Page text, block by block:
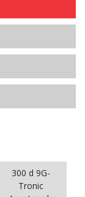
300 d 9G-
Tronic